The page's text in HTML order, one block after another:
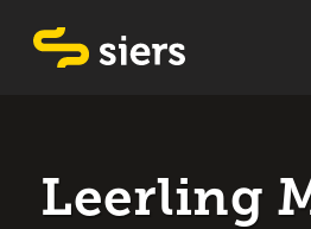
Leerling